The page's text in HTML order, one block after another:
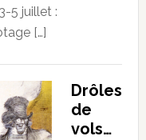
5 juillet :
[…]
Drôles
de
vols…